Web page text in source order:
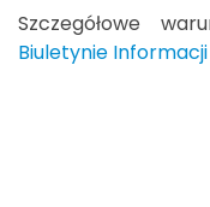
Szczegółowe
Biuletynie